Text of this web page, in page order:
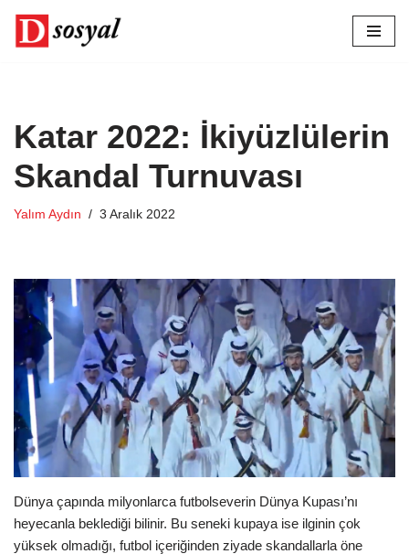
İçeriğe
Katar 2022: İkiyüzlülerin
Skandal Turnuvası
Yalım Aydın 3 Aralık 2022
Dünya çapında milyonlarca futbolseverin Dünya Kupası’nı
heyecanla beklediği bilinir. Bu seneki kupaya ise ilginin çok
yüksek olmadığı, futbol içeriğinden ziyade skandallarla öne